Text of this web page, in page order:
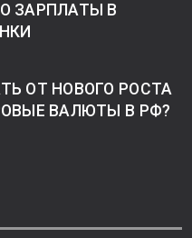
ЗАРПЛАТЫ В
ОТ НОВОГО РОСТА
ВАЛЮТЫ В РФ?